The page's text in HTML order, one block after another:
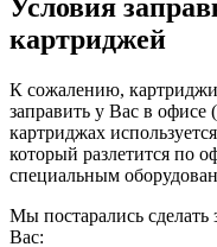
Условия
картриджей
К сожалению, картриджи
заправить у Вас в
картриджах
который разлетится по
специальным
Мы постарались сделать
Вас: